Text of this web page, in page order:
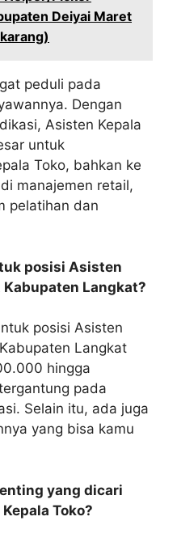
Deiyai Maret
peduli pada
Dengan
Asisten Kepala
untuk
Toko, bahkan ke
manajemen retail,
pelatihan dan
posisi Asisten
Langkat?
posisi Asisten
Langkat
hingga
pada
Selain itu, ada juga
yang bisa kamu
yang dicari
Toko?